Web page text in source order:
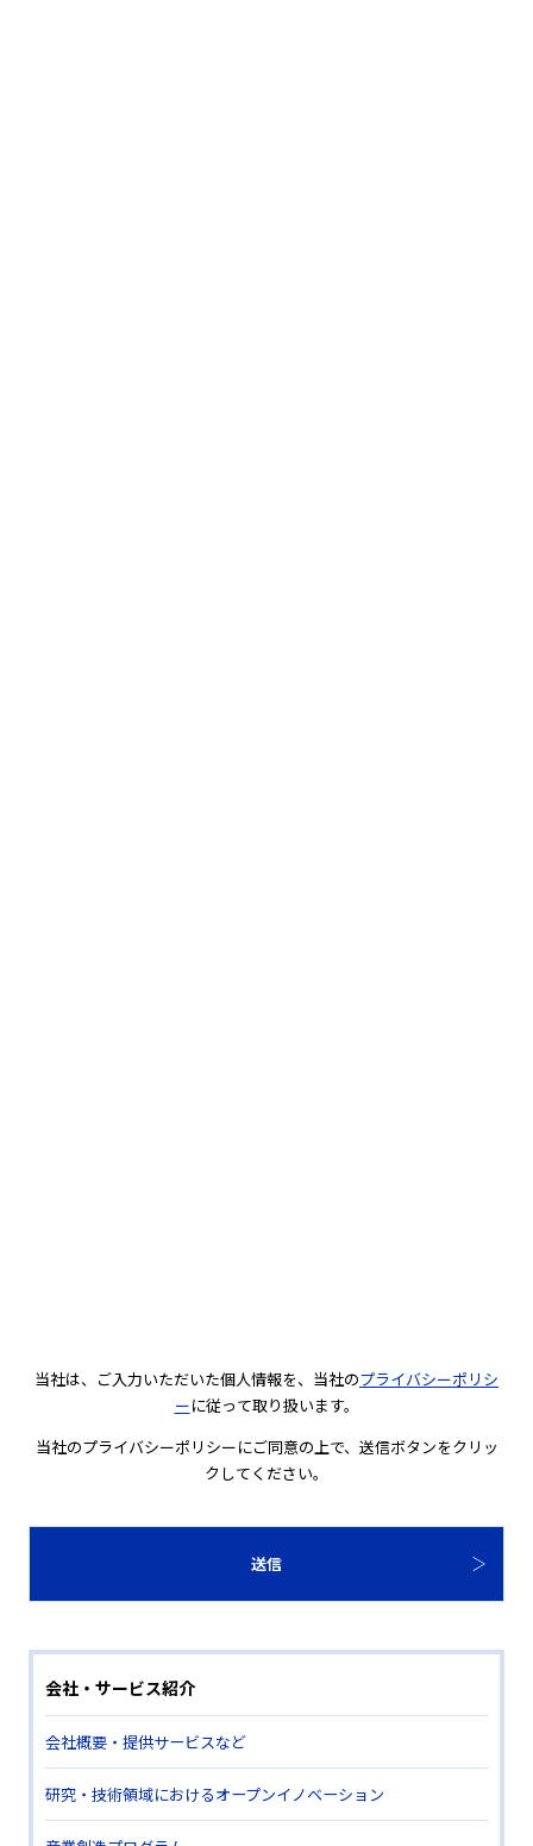
当社は、ご入力いただいた個人情報を、当社のプライバシーポリシ
ーに従って取り扱います。
当社のプライバシーポリシーにご同意の上で、送信ボタンをクリッ
クしてください。
会社・サービス紹介
会社概要・提供サービスなど
研究・技術領域におけるオープンイノベーション